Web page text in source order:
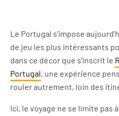
Le Portugal s’impose
de jeu les plus intéressants
dans ce décor que s’inscrit le
Portugal, une expérience
rouler autrement, loin des
Ici, le voyage ne se limite pas